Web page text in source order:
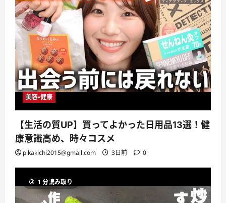
美容・健康
【生活の質UP】買ってよかった日用品13選！健
康意識高め、時々コスメ
pikakichi2015@gmail.com 3日前 0
1 分読み取り